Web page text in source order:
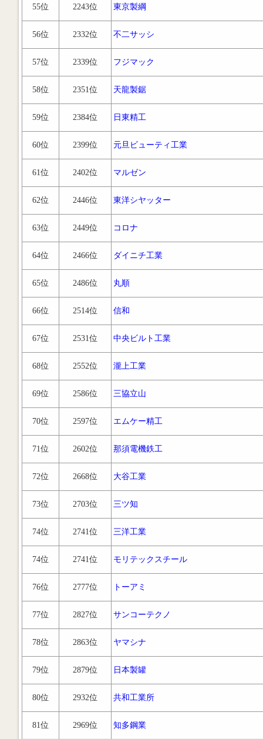
55位 2243位 東京製綱
56位 2332位 不二サッシ
57位 2339位 フジマック
58位 2351位 天龍製鋸
59位 2384位 日東精工
60位 2399位 元旦ビューティ工業
61位 2402位 マルゼン
62位 2446位 東洋シヤッター
63位 2449位 コロナ
64位 2466位 ダイニチ工業
65位 2486位 丸順
66位 2514位 信和
67位 2531位 中央ビルト工業
68位 2552位 瀧上工業
69位 2586位 三協立山
70位 2597位 エムケー精工
71位 2602位 那須電機鉄工
72位 2668位 大谷工業
73位 2703位 三ツ知
74位 2741位 三洋工業
74位 2741位 モリテックスチール
76位 2777位 トーアミ
77位 2827位 サンコーテクノ
78位 2863位 ヤマシナ
79位 2879位 日本製罐
80位 2932位 共和工業所
81位 2969位 知多鋼業